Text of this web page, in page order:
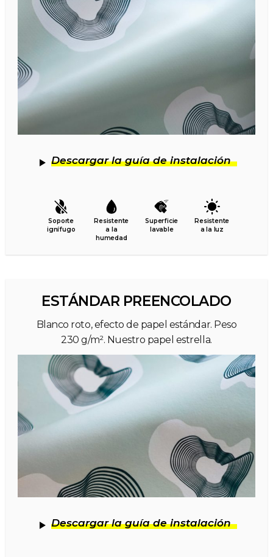
Descargar la guía de instalación
Soporte
ignífugo
Resistente
a la
humedad
Superficie
lavable
Resistente
a la luz
ESTÁNDAR PREENCOLADO
Blanco roto, efecto de papel estándar. Peso
230 g/m². Nuestro papel estrella.
Descargar la guía de instalación